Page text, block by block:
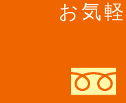
お気